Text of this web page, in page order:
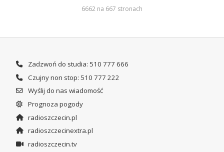
6662 na 667 stronach
Zadzwoń do studia: 510 777 666
Czujny non stop: 510 777 222
Wyślij do nas wiadomość
Prognoza pogody
radioszczecin.pl
radioszczecinextra.pl
radioszczecin.tv